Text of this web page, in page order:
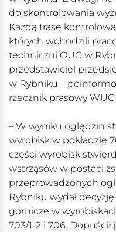
do skontrolowania
Każdą trasę
których wchodzili
techniczni OUG w
przedstawiciel
w Rybniku –
rzecznik prasowy
– W wyniku oględzin
wyrobisk w pokładzie
części wyrobisk
wstrząsów w postaci
przeprowadzonych
Rybniku wydał
górnicze w
703/1-2 i 706.